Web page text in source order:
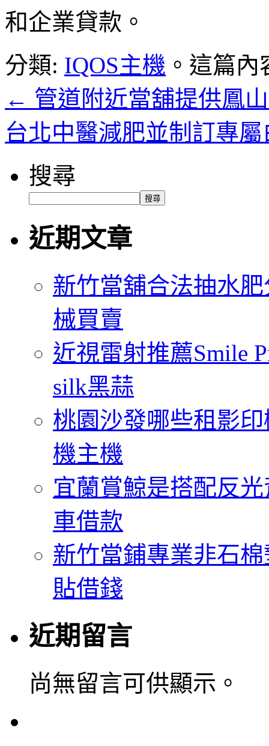
和企業貸款。
分類: IQOS主機 。這篇內
← 管道附近當舖提供鳳
台北中醫減肥並制訂專
搜尋
搜尋
近期文章
新竹當舖合法抽水
械買賣
近視雷射推薦Smile
silk黑蒜
桃園沙發哪些租影
機主機
宜蘭賞鯨是搭配反
車借款
新竹當鋪專業非石
貼借錢
近期留言
尚無留言可供顯示。